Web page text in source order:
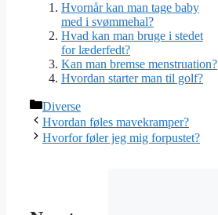
Hvornår kan man tage baby
med i svømmehal?
Hvad kan man bruge i stedet
for læderfedt?
Kan man bremse menstruation?
Hvordan starter man til golf?
Kategorier
Diverse
Hvordan føles mavekramper?
Hvorfor føler jeg mig forpustet?